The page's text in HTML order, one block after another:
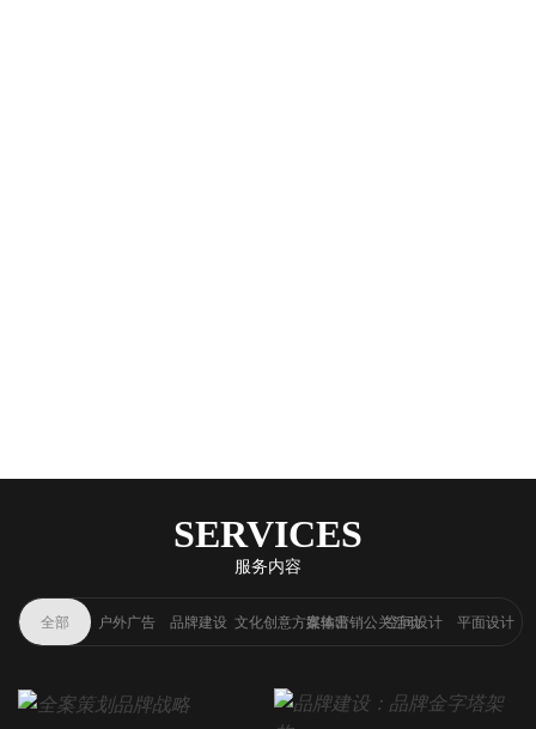
SERVICES
服务内容
全部 户外广告 品牌建设 文化创意方案输出媒体营销公关活动
空间设计 平面设计